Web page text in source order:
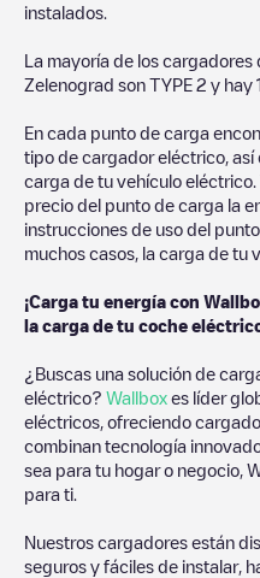
instalados.
La mayoría de los
Zelenograd son TYPE 2 y hay
En cada punto de carga
tipo de cargador eléctrico, así
carga de tu vehículo
precio del punto de carga la
instrucciones de uso del
muchos casos, la carga de tu
¡Carga tu energía con
la carga de tu coche
¿Buscas una solución de
eléctrico? Wallbox es líder
eléctricos, ofreciendo
combinan tecnología
sea para tu hogar o negocio,
para ti.
Nuestros cargadores están
seguros y fáciles de instalar,